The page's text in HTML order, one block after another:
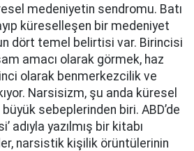
medeniyetin sendromu. Batı
küreselleşen bir medeniyet
dört temel belirtisi var. Birincisi
amacı olarak görmek, haz
olarak benmerkezcilik ve
Narsisizm, şu anda küresel
sebeplerinden biri. ABD’de
adıyla yazılmış bir kitabı
narsistik kişilik örüntülerinin